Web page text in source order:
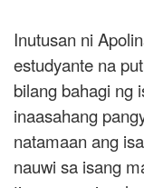
Inutusan ni
estudyante na
bilang bahagi ng
inaasahang
natamaan ang
nauwi sa isang